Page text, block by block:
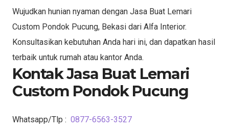
Wujudkan hunian nyaman dengan Jasa Buat Lemari
Custom Pondok Pucung, Bekasi dari Alfa Interior.
Konsultasikan kebutuhan Anda hari ini, dan dapatkan hasil
terbaik untuk rumah atau kantor Anda.
Kontak Jasa Buat Lemari
Custom Pondok Pucung
Whatsapp/Tlp : 0877-6563-3527